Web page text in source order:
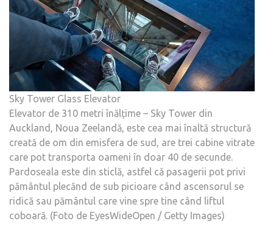
Sky Tower Glass Elevator
Elevator de 310 metri înălțime – Sky Tower din
Auckland, Noua Zeelandă, este cea mai înaltă structură
creată de om din emisfera de sud, are trei cabine vitrate
care pot transporta oameni în doar 40 de secunde.
Pardoseala este din sticlă, astfel că pasagerii pot privi
pământul plecănd de sub picioare când ascensorul se
ridică sau pământul care vine spre tine când liftul
coboară. (Foto de EyesWideOpen / Getty Images)